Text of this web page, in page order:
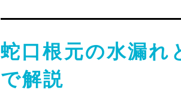
蛇口根元の水漏れ
で解説